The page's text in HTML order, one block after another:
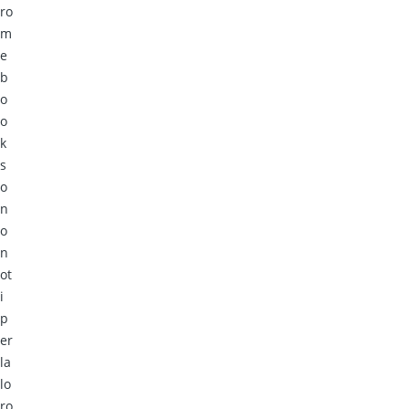
ro
m
e
b
o
o
k
s
o
n
o
n
ot
i
p
er
la
lo